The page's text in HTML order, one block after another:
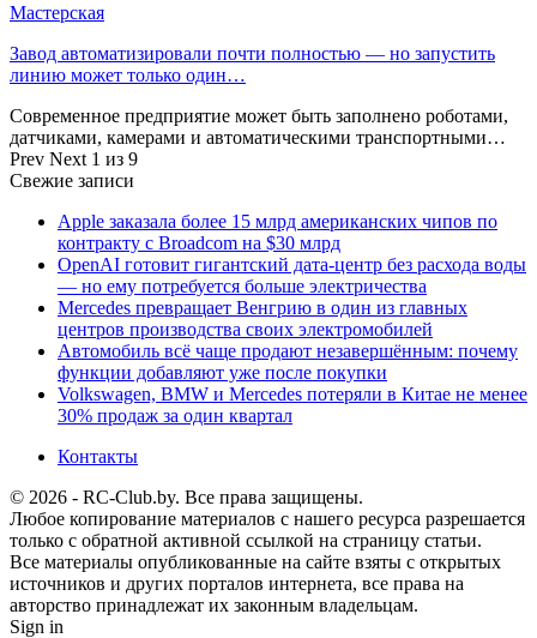
Мастерская
Завод автоматизировали почти полностью — но запустить
линию может только один…
Современное предприятие может быть заполнено роботами,
датчиками, камерами и автоматическими транспортными…
Prev Next 1 из 9
Свежие записи
Apple заказала более 15 млрд американских чипов по
контракту с Broadcom на $30 млрд
OpenAI готовит гигантский дата-центр без расхода воды
— но ему потребуется больше электричества
Mercedes превращает Венгрию в один из главных
центров производства своих электромобилей
Автомобиль всё чаще продают незавершённым: почему
функции добавляют уже после покупки
Volkswagen, BMW и Mercedes потеряли в Китае не менее
30% продаж за один квартал
Контакты
© 2026 - RC-Club.by. Все права защищены.
Любое копирование материалов с нашего ресурса разрешается
только с обратной активной ссылкой на страницу статьи.
Все материалы опубликованные на сайте взяты с открытых
источников и других порталов интернета, все права на
авторство принадлежат их законным владельцам.
Sign in